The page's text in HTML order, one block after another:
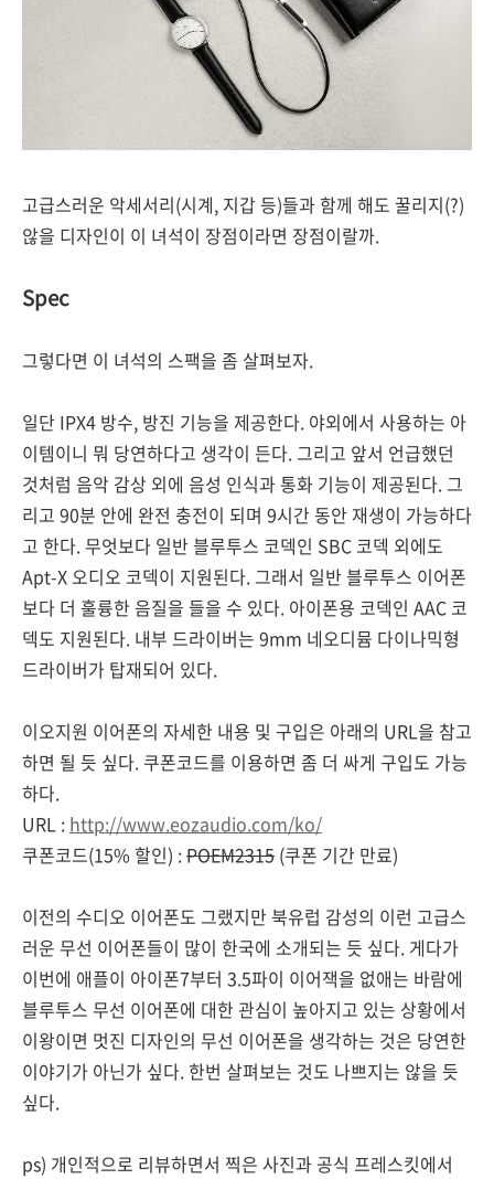
고급스러운 악세서리(시계, 지갑 등)들과 함께 해도 꿀리지(?)
않을 디자인이 이 녀석이 장점이라면 장점이랄까.
Spec
그렇다면 이 녀석의 스팩을 좀 살펴보자.
일단 IPX4 방수, 방진 기능을 제공한다. 야외에서 사용하는 아
이템이니 뭐 당연하다고 생각이 든다. 그리고 앞서 언급했던
것처럼 음악 감상 외에 음성 인식과 통화 기능이 제공된다. 그
리고 90분 안에 완전 충전이 되며 9시간 동안 재생이 가능하다
고 한다. 무엇보다 일반 블루투스 코덱인 SBC 코덱 외에도
Apt-X 오디오 코덱이 지원된다. 그래서 일반 블루투스 이어폰
보다 더 훌륭한 음질을 들을 수 있다. 아이폰용 코덱인 AAC 코
덱도 지원된다. 내부 드라이버는 9mm 네오디뮴 다이나믹형
드라이버가 탑재되어 있다.
이오지원 이어폰의 자세한 내용 및 구입은 아래의 URL을 참고
하면 될 듯 싶다. 쿠폰코드를 이용하면 좀 더 싸게 구입도 가능
하다.
URL : http://www.eozaudio.com/ko/
쿠폰코드(15% 할인) :POEM2315 (쿠폰 기간 만료)
이전의 수디오 이어폰도 그랬지만 북유럽 감성의 이런 고급스
러운 무선 이어폰들이 많이 한국에 소개되는 듯 싶다. 게다가
이번에 애플이 아이폰7부터 3.5파이 이어잭을 없애는 바람에
블루투스 무선 이어폰에 대한 관심이 높아지고 있는 상황에서
이왕이면 멋진 디자인의 무선 이어폰을 생각하는 것은 당연한
이야기가 아닌가 싶다. 한번 살펴보는 것도 나쁘지는 않을 듯
싶다.
ps) 개인적으로 리뷰하면서 찍은 사진과 공식 프레스킷에서